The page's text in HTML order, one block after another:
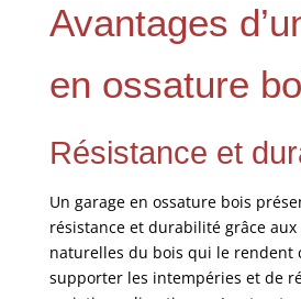
Avantages
en ossature
Résistance et
Un garage en ossature bois
résistance et durabilité grâce
naturelles du bois qui le rendent
supporter les intempéries et de